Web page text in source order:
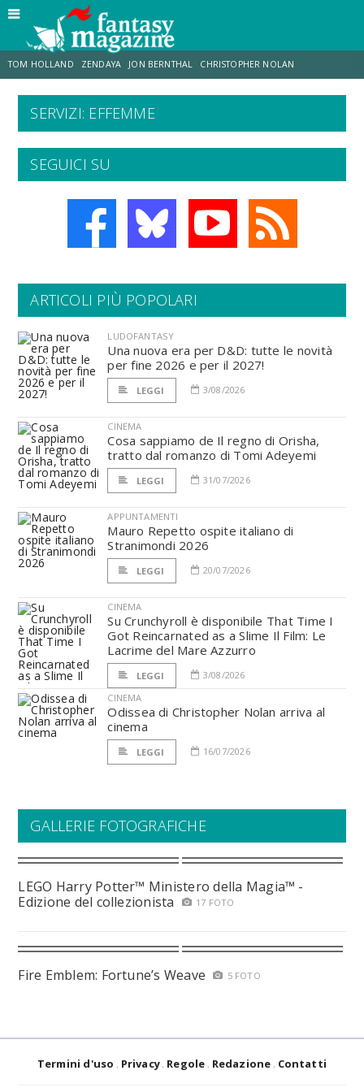
TOM HOLLAND ZENDAYA JON BERNTHAL CHRISTOPHER NOLAN
STRANIMONDI LUCCA COMICS & GAMES
SPIDER-MAN: BRAND NEW DAY
SERVIZI: EFFEMME
SEGUICI SU
ARTICOLI PIÙ POPOLARI
LUDOFANTASY
Una nuova era per D&D: tutte le novità
per fine 2026 e per il 2027!
LEGGI 3/08/2026
CINEMA
Cosa sappiamo de Il regno di Orisha,
tratto dal romanzo di Tomi Adeyemi
LEGGI 31/07/2026
APPUNTAMENTI
Mauro Repetto ospite italiano di
Stranimondi 2026
LEGGI 20/07/2026
CINEMA
Su Crunchyroll è disponibile That Time I
Got Reincarnated as a Slime Il Film: Le
Lacrime del Mare Azzurro
LEGGI
3/08/2026
CINEMA
Odissea di Christopher Nolan arriva al
cinema
LEGGI 16/07/2026
GALLERIE FOTOGRAFICHE
LEGO Harry Potter™ Ministero della Magia™ -
Edizione del collezionista
17 FOTO
Fire Emblem: Fortune’s Weave 5 FOTO
Termini d'uso Privacy Regole Redazione Contatti